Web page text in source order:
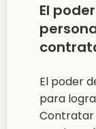
El
El poder
para
Contratar